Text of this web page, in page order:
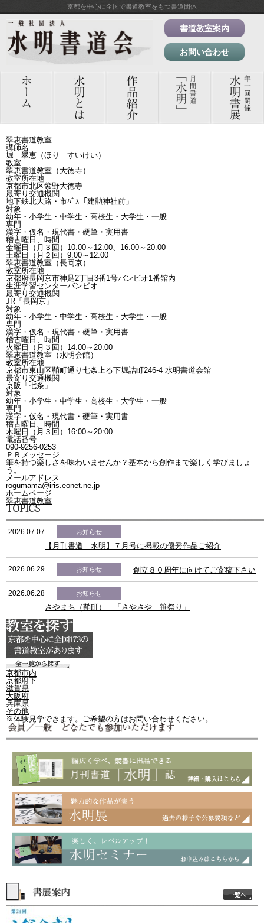
京都を中心に全国で書道教室をもつ書道団体
書道教室案内
お問い合わせ
翠恵書道教室
講師名
堀 翠恵（ほり すいけい）
教室
翠恵書道教室（大徳寺）
教室所在地
京都市北区紫野大徳寺
最寄り交通機関
地下鉄北大路・市ﾊﾞｽ「建勲神社前」
対象
幼年・小学生・中学生・高校生・大学生・一般
専門
漢字・仮名・現代書・硬筆・実用書
稽古曜日、時間
金曜日（月３回）10:00～12:00、16:00～20:00
土曜日（月２回）9:00～12:00
翠恵書道教室（長岡京）
教室所在地
京都府長岡京市神足2丁目3番1号バンビオ1番館内
生涯学習センターバンビオ
最寄り交通機関
JR「長岡京」
対象
幼年・小学生・中学生・高校生・大学生・一般
専門
漢字・仮名・現代書・硬筆・実用書
稽古曜日、時間
火曜日（月３回）14:00～20:00
翠恵書道教室（水明会館）
教室所在地
京都市東山区鞘町通り七条上る下堀詰町246-4 水明書道会館
最寄り交通機関
京阪「七条」
対象
幼年・小学生・中学生・高校生・大学生・一般
専門
漢字・仮名・現代書・硬筆・実用書
稽古曜日、時間
木曜日（月３回）16:00～20:00
電話番号
090-9256-0253
ＰＲメッセージ
筆を持つ楽しさを味わいませんか？基本から創作まで楽しく学びましょ
う。
メールアドレス
rogumama@iris.eonet.ne.jp
ホームページ
翠恵書道教室
2026.07.07 お知らせ
【月刊書道 水明】７月号に掲載の優秀作品ご紹介
2026.06.29 お知らせ 創立８０周年に向けてご寄稿下さい
2026.06.28 お知らせ
さやまち（鞘町） 「さやさや 笹祭り」
京都市内
京都府下
滋賀県
大阪府
兵庫県
その他
※体験見学できます。ご希望の方はお問い合わせください。